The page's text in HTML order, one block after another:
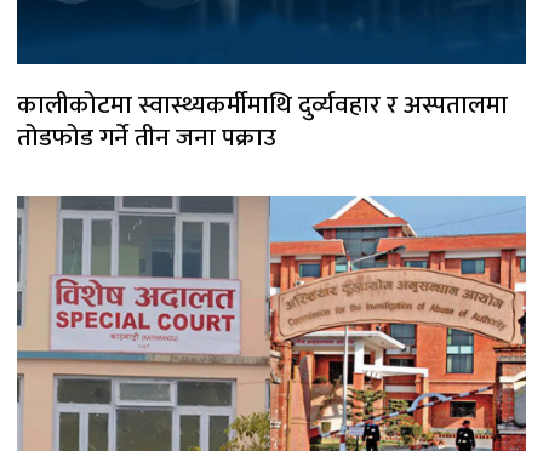
कालीकोटमा स्वास्थ्यकर्मीमाथि दुर्व्यवहार र अस्पतालमा
तोडफोड गर्ने तीन जना पक्राउ